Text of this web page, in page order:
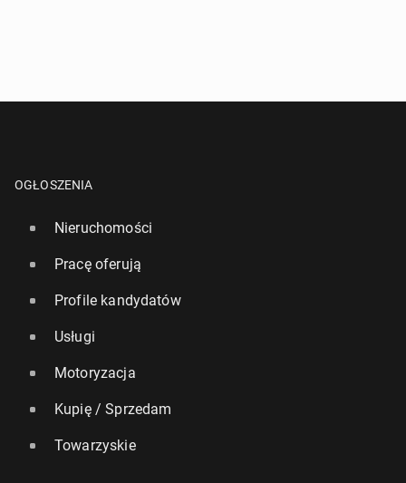
OGŁOSZENIA
Nieruchomości
Pracę oferują
Profile kandydatów
Usługi
Motoryzacja
Kupię / Sprzedam
Towarzyskie